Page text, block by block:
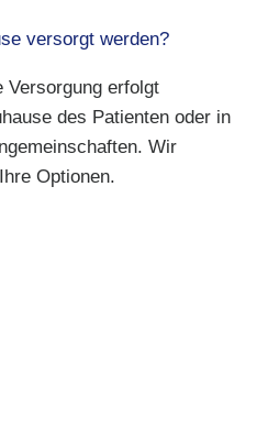
versorgt werden?
Versorgung erfolgt
des Patienten oder in
Wir
Optionen.